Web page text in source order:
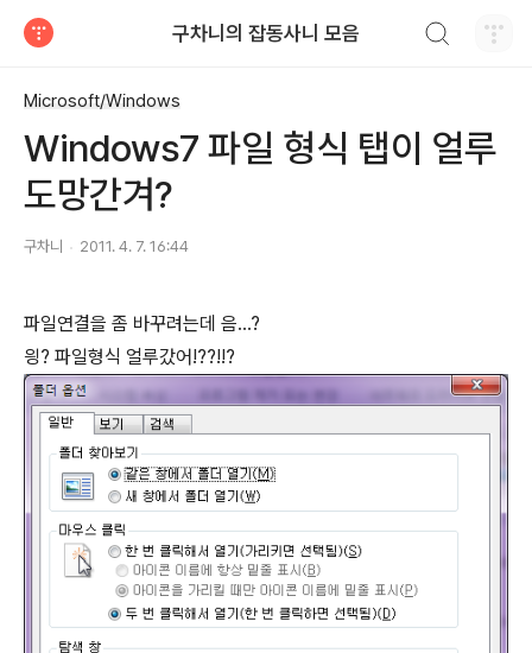
구차니의 잡동사니 모음
Microsoft/Windows
Windows7 파일 형식 탭이 얼루
도망간겨?
구차니 2011. 4. 7. 16:44
파일연결을 좀 바꾸려는데 음...?
읭? 파일형식 얼루갔어!??!!?